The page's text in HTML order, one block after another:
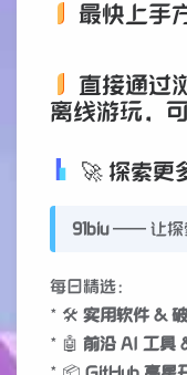
最快上手
直接通过
离线游玩，
🚀 探索更
91biu—— 让探
每日精选：
* 🛠️ 实用软件 &
* 🤖 前沿 AI 工具